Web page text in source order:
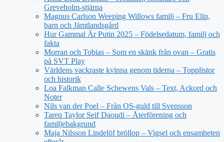
Greveholm-stjärna
Magnus Carlson Weeping Willows familj – Fru Elin,
barn och Jämtlandsgård
Hur Gammal Är Putin 2025 – Födelsedatum, familj och
fakta
Morran och Tobias – Som en skänk från ovan – Gratis
på SVT Play
Världens vackraste kvinna genom tiderna – Topplistor
och historik
Loa Falkman Calle Schewens Vals – Text, Ackord och
Noter
Nils van der Poel – Från OS-guld till Svensson
Tareq Taylor Seif Daoudi – Återförening och
familjebakgrund
Maja Nilsson Lindelöf bröllop – Vigsel och ensamheten